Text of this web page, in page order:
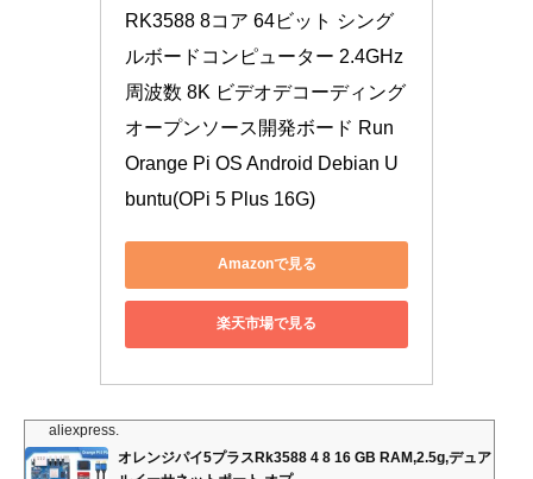
RK3588 8コア 64ビット シング
ルボードコンピューター 2.4GHz
周波数 8K ビデオデコーディング
オープンソース開発ボード Run
Orange Pi OS Android Debian U
buntu(OPi 5 Plus 16G)
Amazonで見る
楽天市場で見る
aliexpress.
オレンジパイ5プラスRk3588 4 8 16 GB RAM,2.5g,デュア